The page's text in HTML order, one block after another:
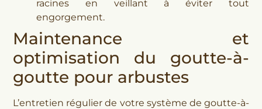
racines en veillant à éviter tout
engorgement.
Maintenance et
optimisation du goutte-à-
goutte pour arbustes
L’entretien régulier de votre système de goutte-à-